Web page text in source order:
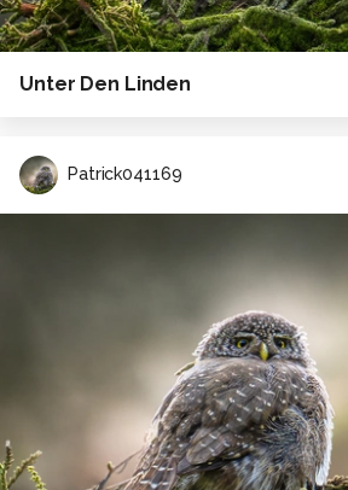
Unter Den Linden
Patrick041169